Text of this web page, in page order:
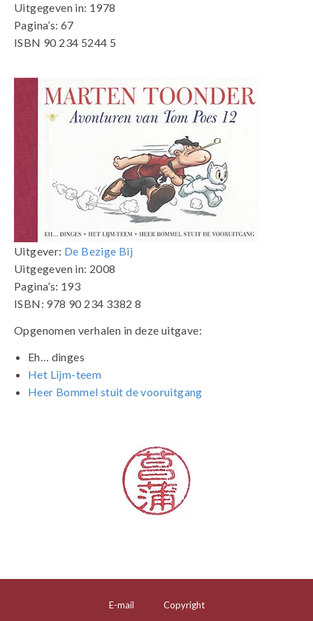
Uitgegeven in: 1978
Pagina’s: 67
ISBN 90 234 5244 5
Uitgever: De Bezige Bij
Uitgegeven in: 2008
Pagina’s: 193
ISBN: 978 90 234 3382 8
Opgenomen verhalen in deze uitgave:
Eh… dinges
Het Lijm-teem
Heer Bommel stuit de vooruitgang
E-mail Copyright